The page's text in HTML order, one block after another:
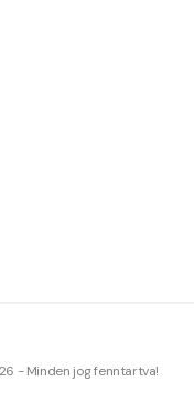
- Minden jog fenntartva!